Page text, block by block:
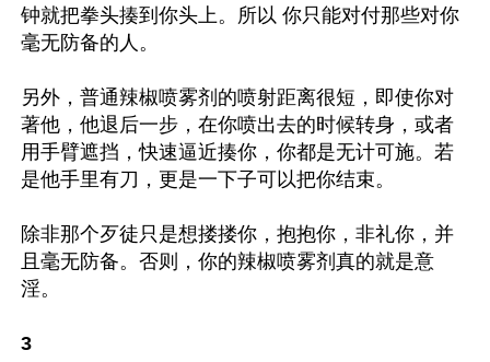
钟就把拳头揍到你头上。所以 你只能对付那些对你
毫无防备的人。
另外，普通辣椒喷雾剂的喷射距离很短，即使你对
著他，他退后一步，在你喷出去的时候转身，或者
用手臂遮挡，快速逼近揍你，你都是无计可施。若
是他手里有刀，更是一下子可以把你结束。
除非那个歹徒只是想搂搂你，抱抱你，非礼你，并
且毫无防备。否则，你的辣椒喷雾剂真的就是意
淫。
3